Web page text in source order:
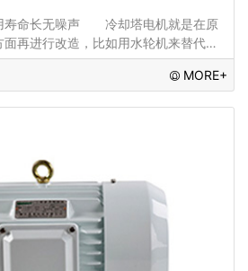
寿命长无噪声 冷却塔电机就是在原
再进行改造，比如用水轮机来替代原
造就是非常明智的改造，这才使
MORE+